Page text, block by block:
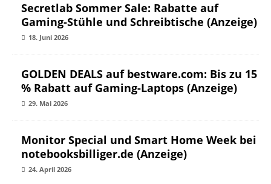
Secretlab Sommer Sale: Rabatte auf
Gaming-Stühle und Schreibtische (Anzeige)
18. Juni 2026
GOLDEN DEALS auf bestware.com: Bis zu 15
% Rabatt auf Gaming-Laptops (Anzeige)
29. Mai 2026
Monitor Special und Smart Home Week bei
notebooksbilliger.de (Anzeige)
24. April 2026